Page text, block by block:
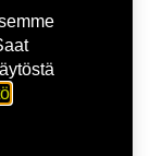
E30 C66,5 R14